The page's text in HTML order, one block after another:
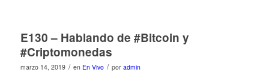
E130 – Hablando de #Bitcoin y
#Criptomonedas
marzo 14, 2019 / en En Vivo / por admin